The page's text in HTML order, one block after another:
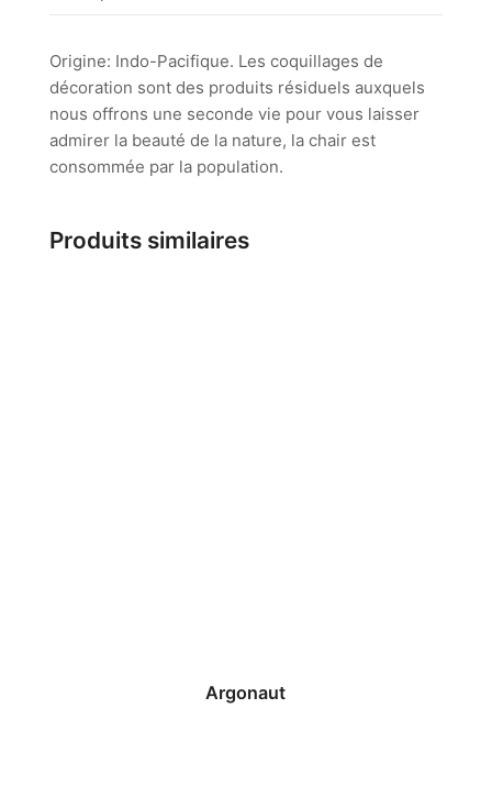
Origine: Indo-Pacifique. Les coquillages de
décoration sont des produits résiduels auxquels
nous offrons une seconde vie pour vous laisser
admirer la beauté de la nature, la chair est
consommée par la population.
Produits similaires
Argonaut